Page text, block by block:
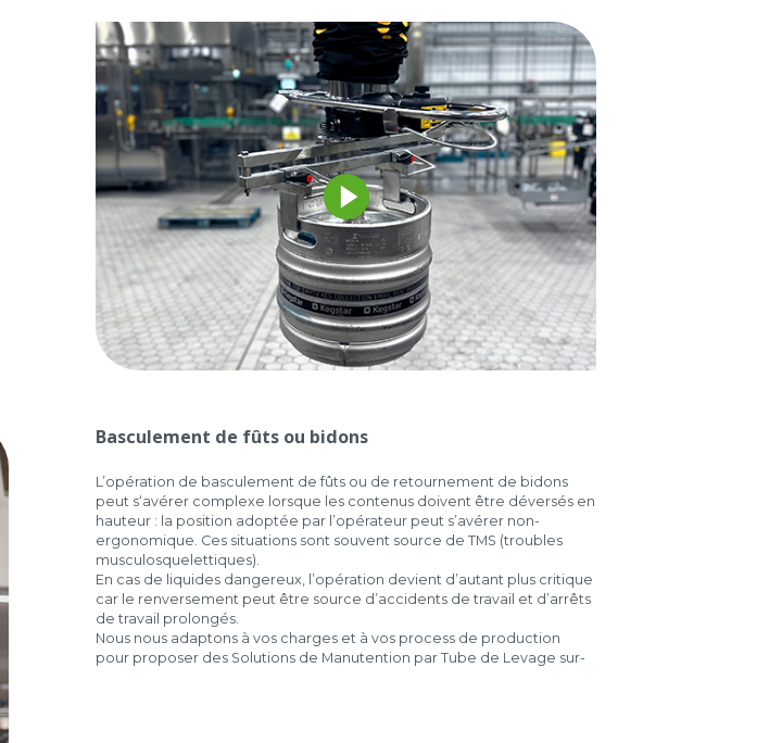
Basculement de fûts ou bidons
L’opération de basculement de fûts ou de retournement de bidons
peut s‘avérer complexe lorsque les contenus doivent être déversés en
hauteur : la position adoptée par l’opérateur peut s’avérer non-
ergonomique. Ces situations sont souvent source de TMS (troubles
musculosquelettiques).
En cas de liquides dangereux, l’opération devient d’autant plus critique
car le renversement peut être source d’accidents de travail et d’arrêts
de travail prolongés.
Nous nous adaptons à vos charges et à vos process de production
pour proposer des Solutions de Manutention par Tube de Levage sur-